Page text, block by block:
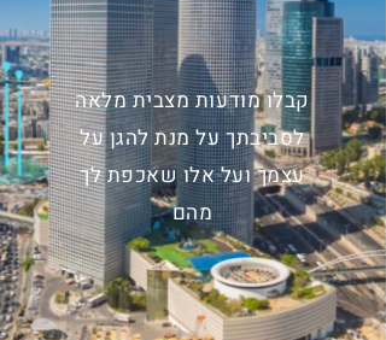
קבלו מודעות מצבית מלאה
לסביבתך על מנת להגן על
עצמך ועל אלו שאכפת לך
מהם